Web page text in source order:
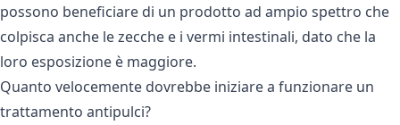
possono beneficiare di un prodotto ad ampio spettro che
colpisca anche le zecche e i vermi intestinali, dato che la
loro esposizione è maggiore.
Quanto velocemente dovrebbe iniziare a funzionare un
trattamento antipulci?